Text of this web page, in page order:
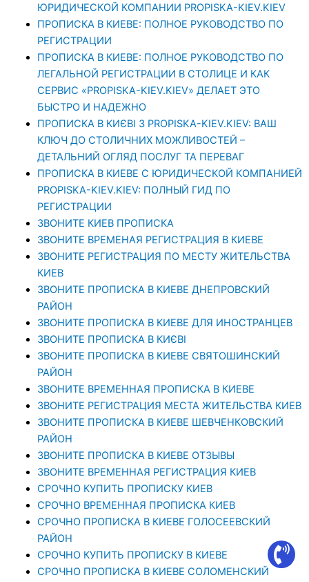
ЮРИДИЧЕСКОЙ КОМПАНИИ PROPISKA-KIEV.KIEV
ПРОПИСКА В КИЕВЕ: ПОЛНОЕ РУКОВОДСТВО ПО
РЕГИСТРАЦИИ
ПРОПИСКА В КИЕВЕ: ПОЛНОЕ РУКОВОДСТВО ПО
ЛЕГАЛЬНОЙ РЕГИСТРАЦИИ В СТОЛИЦЕ И КАК
СЕРВИС «PROPISKA-KIEV.KIEV» ДЕЛАЕТ ЭТО
БЫСТРО И НАДЕЖНО
ПРОПИСКА В КИЄВІ З PROPISKA-KIEV.KIEV: ВАШ
КЛЮЧ ДО СТОЛИЧНИХ МОЖЛИВОСТЕЙ –
ДЕТАЛЬНИЙ ОГЛЯД ПОСЛУГ ТА ПЕРЕВАГ
ПРОПИСКА В КИЕВЕ С ЮРИДИЧЕСКОЙ КОМПАНИЕЙ
PROPISKA-KIEV.KIEV: ПОЛНЫЙ ГИД ПО
РЕГИСТРАЦИИ
ЗВОНИТЕ КИЕВ ПРОПИСКА
ЗВОНИТЕ ВРЕМЕНАЯ РЕГИСТРАЦИЯ В КИЕВЕ
ЗВОНИТЕ РЕГИСТРАЦИЯ ПО МЕСТУ ЖИТЕЛЬСТВА
КИЕВ
ЗВОНИТЕ ПРОПИСКА В КИЕВЕ ДНЕПРОВСКИЙ
РАЙОН
ЗВОНИТЕ ПРОПИСКА В КИЕВЕ ДЛЯ ИНОСТРАНЦЕВ
ЗВОНИТЕ ПРОПИСКА В КИЄВІ
ЗВОНИТЕ ПРОПИСКА В КИЕВЕ СВЯТОШИНСКИЙ
РАЙОН
ЗВОНИТЕ ВРЕМЕННАЯ ПРОПИСКА В КИЕВЕ
ЗВОНИТЕ РЕГИСТРАЦИЯ МЕСТА ЖИТЕЛЬСТВА КИЕВ
ЗВОНИТЕ ПРОПИСКА В КИЕВЕ ШЕВЧЕНКОВСКИЙ
РАЙОН
ЗВОНИТЕ ПРОПИСКА В КИЕВЕ ОТЗЫВЫ
ЗВОНИТЕ ВРЕМЕННАЯ РЕГИСТРАЦИЯ КИЕВ
СРОЧНО КУПИТЬ ПРОПИСКУ КИЕВ
СРОЧНО ВРЕМЕННАЯ ПРОПИСКА КИЕВ
СРОЧНО ПРОПИСКА В КИЕВЕ ГОЛОСЕЕВСКИЙ
РАЙОН
СРОЧНО КУПИТЬ ПРОПИСКУ В КИЕВЕ
CРОЧНО ПРОПИСКА В КИЕВЕ СОЛОМЕНСКИЙ